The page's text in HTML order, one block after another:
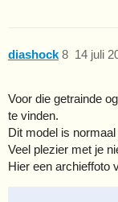
diashock 14 juli
8
Voor die getrainde
te vinden.
Dit model is
Veel plezier met je
Hier een archieffoto